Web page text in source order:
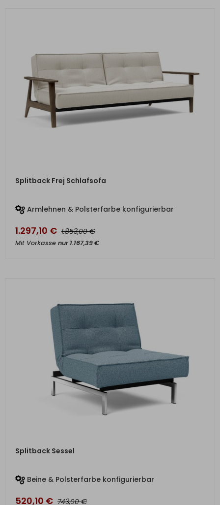
ZUM PRODUKT
Splitback Frej Schlafsofa
Armlehnen & Polsterfarbe konfigurierbar
1.297,10 € 1.853,00€
Mit Vorkasse nur1.167,39€
Splitback Sessel
Beine & Polsterfarbe konfigurierbar
520,10 € 743,00€